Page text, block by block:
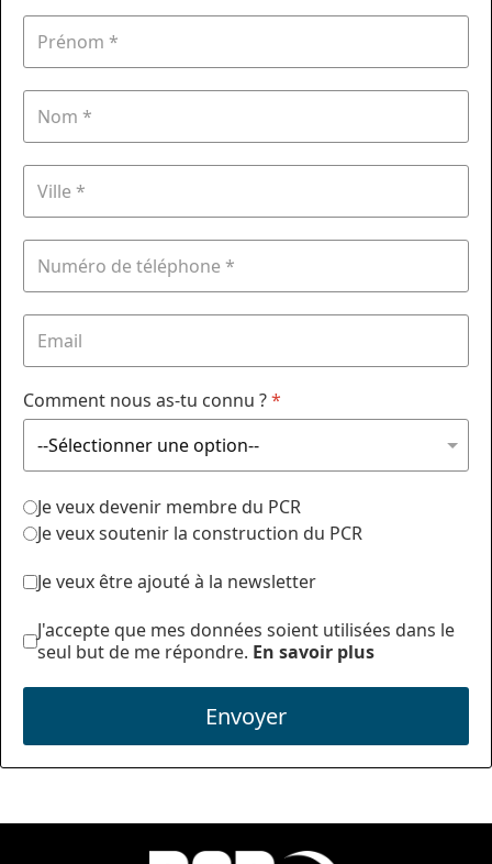
Comment nous as-tu connu ?*
Je veux devenir membre du PCR
Je veux soutenir la construction du PCR
Je veux être ajouté à la newsletter
J'accepte que mes données soient utilisées dans le
seul but de me répondre. En savoir plus
Envoyer